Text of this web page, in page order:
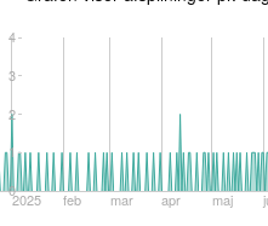
2025 feb mar apr maj
0
1
2
3
4